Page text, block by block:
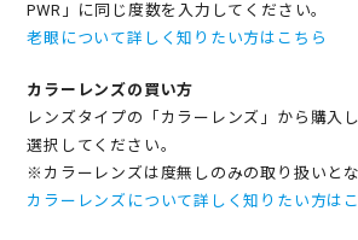
PWR」に同じ度数を入力してください。
老眼について詳しく知りたい方はこちら
カラーレンズの買い方
レンズタイプの「カラーレンズ」から購入
選択してください。
※カラーレンズは度無しのみの取り扱いとな
カラーレンズについて詳しく知りたい方は